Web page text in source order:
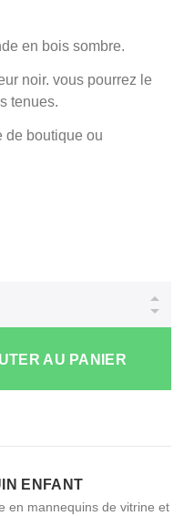
en bois sombre.
noir. vous pourrez le
tenues.
de boutique ou
AU PANIER
ENFANT
en mannequins de vitrine et